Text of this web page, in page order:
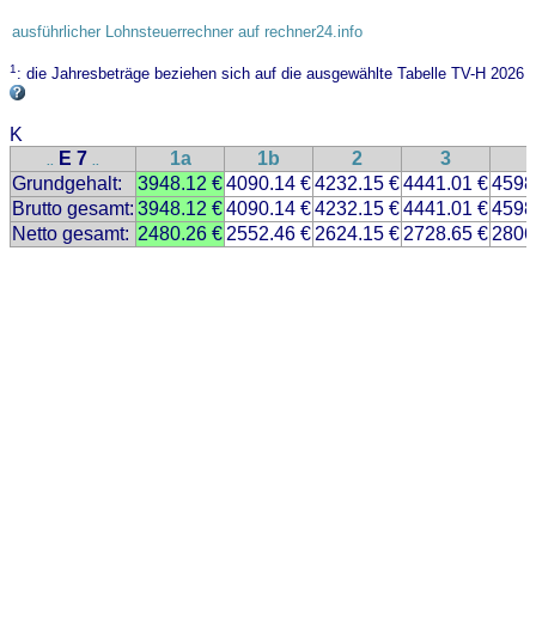
ausführlicher Lohnsteuerrechner auf rechner24.info
1: die Jahresbeträge beziehen sich auf die ausgewählte Tabelle TV-H 2026
K
.. E 7 .. 1a 1b 2 3
Grundgehalt:
3948.12 €4090.14 €4232.15 €4441.01 €
Brutto gesamt: 3948.12 €4090.14 €4232.15 €4441.01 €
Netto gesamt: 2480.26 € 2552.46 € 2624.15 € 2728.65 €